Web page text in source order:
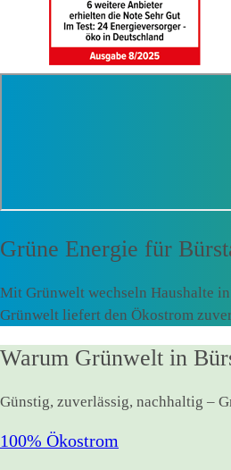
Grüne Energie für
Mit Grünwelt wechseln Haushalte
Grünwelt liefert den Ökostrom
Warum Grünwelt in
Günstig, zuverlässig, nachhaltig –
100% Ökostrom